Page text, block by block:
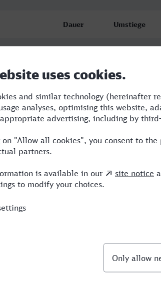
Dauer Umstiege
2:10 2
2:10 2